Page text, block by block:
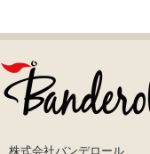
株式会社バンデロール